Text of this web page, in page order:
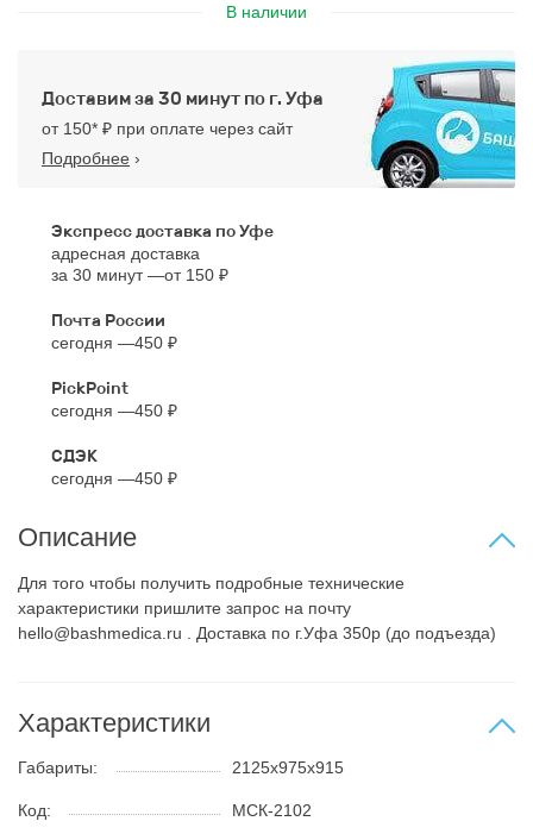
В наличии
Доставим за 30 минут по г. Уфа
от 150* ₽ при оплате через сайт
Подробнее ›
Экспресс доставка по Уфе
адресная доставка
за 30 минут
от 150 ₽
Почта России
сегодня 450 ₽
PickPoint
сегодня 450 ₽
СДЭК
сегодня 450 ₽
Описание
Для того чтобы получить подробные технические
характеристики пришлите запрос на почту
hello@bashmedica.ru . Доставка по г.Уфа 350р (до подъезда)
Характеристики
Габариты: 2125х975х915
Код: МСК-2102